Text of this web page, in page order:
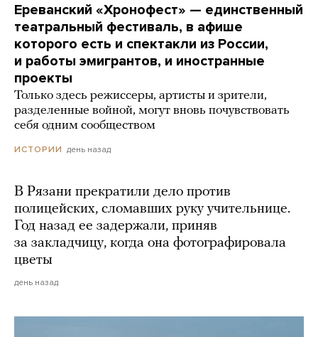
Ереванский «Хронофест» — единственный
театральный фестиваль, в афише
которого есть и спектакли из России,
и работы эмигрантов, и иностранные
проекты
Только здесь режиссеры, артисты и зрители,
разделенные войной, могут вновь почувствовать
себя одним сообществом
ИСТОРИИ день назад
В Рязани прекратили дело против
полицейских, сломавших руку учительнице.
Год назад ее задержали, приняв
за закладчицу, когда она фотографировала
цветы
день назад